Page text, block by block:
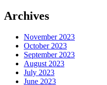
Archives
November 2023
October 2023
September 2023
August 2023
July 2023
June 2023